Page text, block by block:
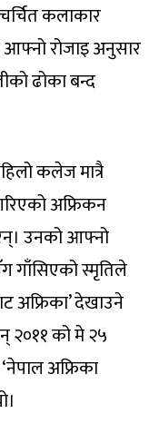
कलाकार
रोजाइ अनुसार
ढोका बन्द
कलेज मात्रै
अफ्रिकन
उनको आफ्नो
गाँसिएको स्मृतिले
अफ्रिका’ देखाउने
को मे २५
अफ्रिका